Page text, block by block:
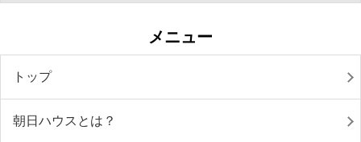
メニュー
トップ
朝日ハウスとは？